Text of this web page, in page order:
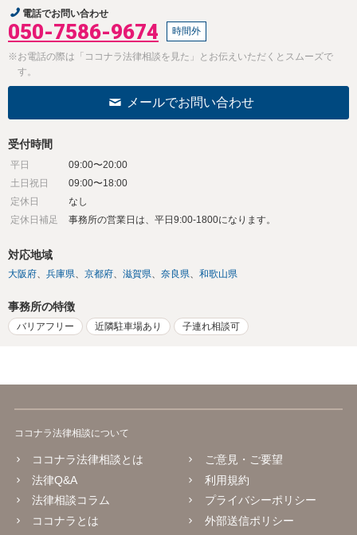
電話でお問い合わせ
050-7586-9674 時間外
※お電話の際は「ココナラ法律相談を見た」とお伝えいただくとスムーズで
す。
メールでお問い合わせ
受付時間
平日
09:00〜20:00
土日祝日
09:00〜18:00
定休日
なし
定休日補足
事務所の営業日は、平日9:00-1800になります。
対応地域
大阪府 兵庫県 京都府 滋賀県 奈良県 和歌山県
事務所の特徴
バリアフリー 近隣駐車場あり 子連れ相談可
ココナラ法律相談について
ココナラ法律相談とは
法律Q&A
法律相談コラム
ココナラとは
ご意見・ご要望
利用規約
プライバシーポリシー
外部送信ポリシー